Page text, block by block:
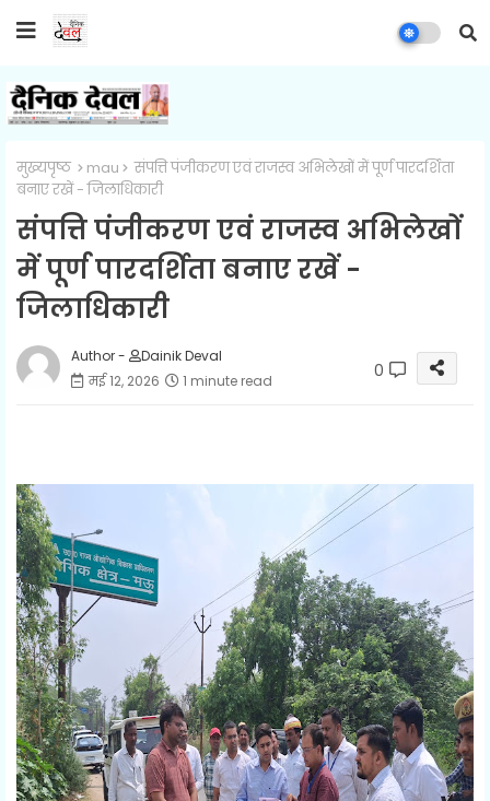
मुख्यपृष्ठ mau
संपत्ति पंजीकरण एवं राजस्व अभिलेखों में पूर्ण पारदर्शिता
बनाए रखें - जिलाधिकारी
संपत्ति पंजीकरण एवं राजस्व अभिलेखों
में पूर्ण पारदर्शिता बनाए रखें -
जिलाधिकारी
Author -
Dainik Deval
मई 12, 2026
1 minute read 0